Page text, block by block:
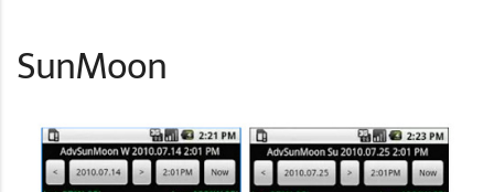
SunMoon